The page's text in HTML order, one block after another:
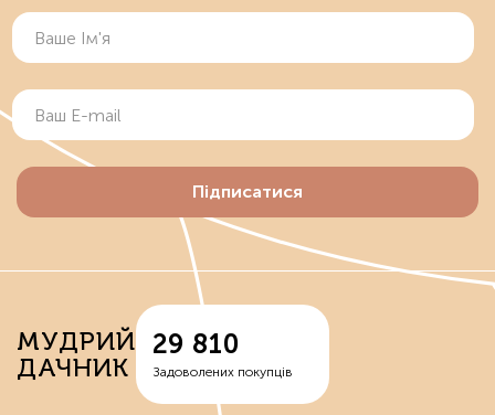
Підписатися
МУДРИЙ
ДАЧНИК
29 810
Задоволених покупців